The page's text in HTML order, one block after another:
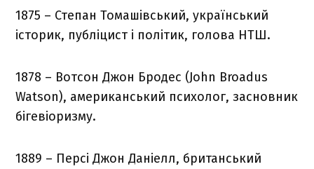
1875 – Степан Томашівський, український
історик, публіцист і політик, голова НТШ.
1878 – Вотсон Джон Бродес (John Broadus
Watson), американський психолог, засновник
бігевіоризму.
1889 – Персі Джон Даніелл, британський